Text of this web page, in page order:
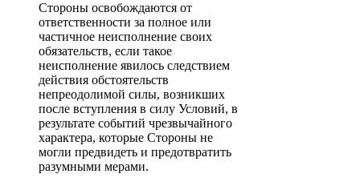
Стороны освобождаются от
ответственности за полное или
частичное неисполнение своих
обязательств, если такое
неисполнение явилось следствием
действия обстоятельств
непреодолимой силы, возникших
после вступления в силу Условий, в
результате событий чрезвычайного
характера, которые Стороны не
могли предвидеть и предотвратить
разумными мерами.